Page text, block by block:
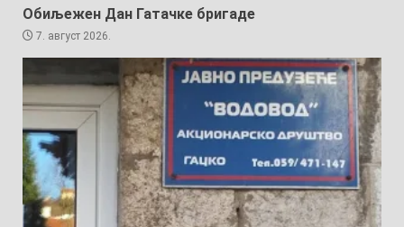
Обиљежен Дан Гатачке бригаде
7. август 2026.